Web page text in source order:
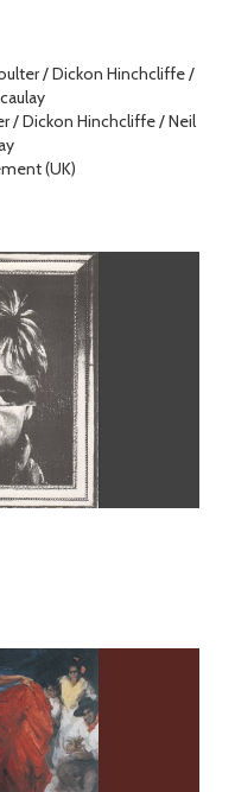
/ Dickon Hinchcliffe /
/ Dickon Hinchcliffe / Neil
(UK)